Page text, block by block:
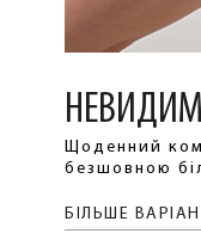
Щоденний
безшовною
БІЛЬШЕ